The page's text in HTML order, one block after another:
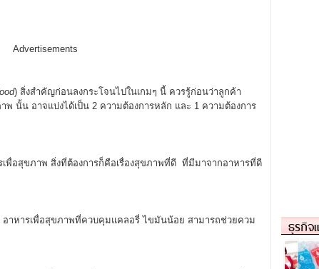
Advertisements
) สิ่งสำคัญก่อนลงกระโจนไปในเกมๆ นี้ ควรรู้ก่อนว่าลูกค้า
พ นั้น อาจแบ่งได้เป็น 2 ความต้องการหลัก และ 1 ความต้องการ
เพื่อสุขภาพ สิ่งที่ต้องการก็คือเรื่องสุขภาพที่ดี ที่มีมาจากอาหารที่ดี
อาหารเพื่อสุขภาพที่ควบคุมแคลอรี่ ไขมันน้อย สามารถช่วยควม
ธุรกิจ